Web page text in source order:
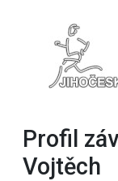
Profil
Vojtěch